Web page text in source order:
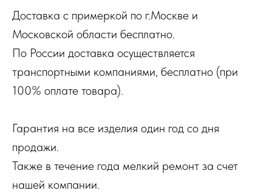
Доставка с примеркой по г.Москве и
Московской области бесплатно.
По России доставка осуществляется
транспортными компаниями, бесплатно (при
100% оплате товара).
Гарантия на все изделия один год со дня
продажи.
Также в течение года мелкий ремонт за счет
нашей компании.